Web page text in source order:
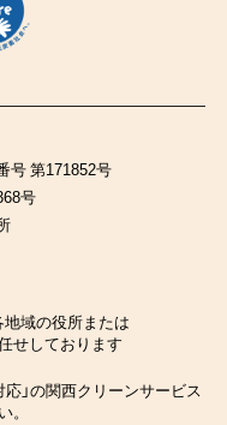
号 第171852号
号
域の役所または
せしております
応」の関西クリーンサービス
。